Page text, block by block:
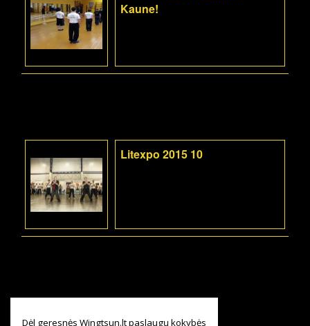
Kaune!
Litexpo 2015 10
Dėl geresnės Wingtsun.lt paslaugų kokybės